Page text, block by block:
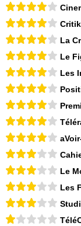
La
Le
Les
Le
Les